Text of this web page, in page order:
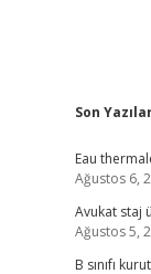
Son
Eau
Ağustos 6,
Avukat staj
Ağustos 5,
B sınıfı